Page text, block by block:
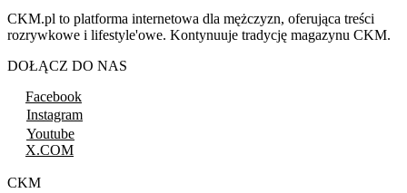
CKM.pl to platforma internetowa dla mężczyzn, oferująca treści
rozrywkowe i lifestyle'owe. Kontynuuje tradycję magazynu CKM.
DOŁĄCZ DO NAS
Facebook
Instagram
Youtube
X.COM
CKM